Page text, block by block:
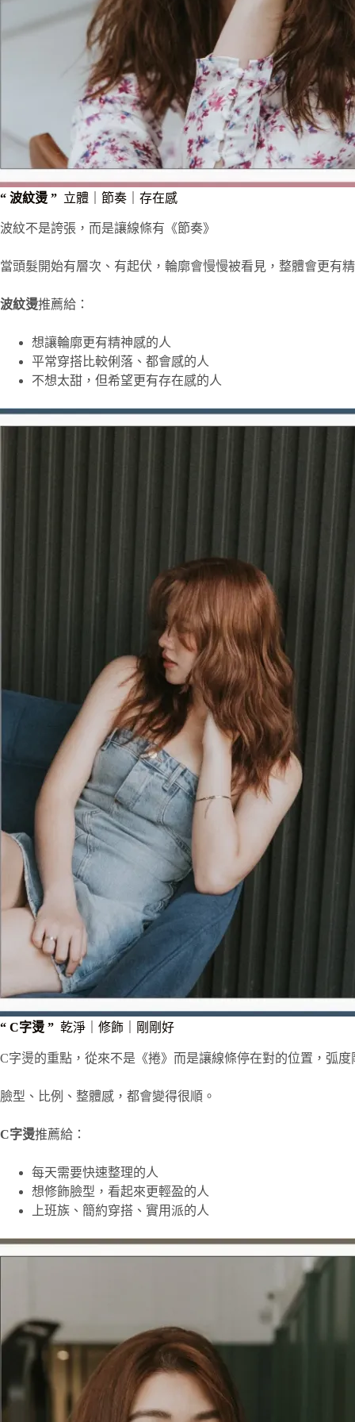
“ 波紋燙 ” 立體｜節奏｜存在感
波紋不是誇張，而是讓線條有《節奏》
當頭髮開始有層次、有起伏，輪廓會慢慢被看見，整體會更有
波紋燙推薦給：
想讓輪廓更有精神感的人
平常穿搭比較俐落、都會感的人
不想太甜，但希望更有存在感的人
“ C字燙 ” 乾淨｜修飾｜剛剛好
C字燙的重點，從來不是《捲》而是讓線條停在對的位置，弧度
臉型、比例、整體感，都會變得很順。
C字燙推薦給：
每天需要快速整理的人
想修飾臉型，看起來更輕盈的人
上班族、簡約穿搭、實用派的人